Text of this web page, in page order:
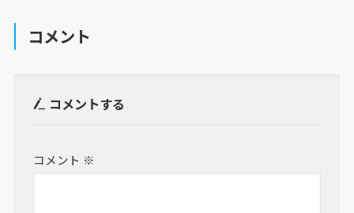
コメント
コメントする
コメント ※